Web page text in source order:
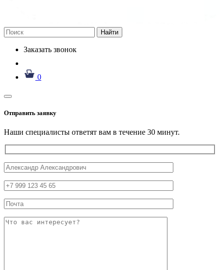
Найти
Заказать звонок
0
Отправить заявку
Наши специалисты ответят вам в течение 30 минут.